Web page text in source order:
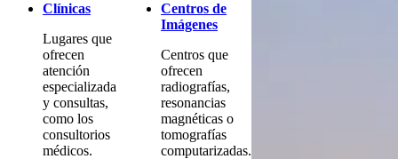
Clínicas
Lugares que
ofrecen
atención
especializada
y consultas,
como los
consultorios
médicos.
Centros de
Imágenes
Centros que
ofrecen
radiografías,
resonancias
magnéticas o
tomografías
computarizadas.